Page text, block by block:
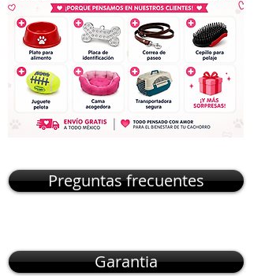
Preguntas frecuentes
Garantia